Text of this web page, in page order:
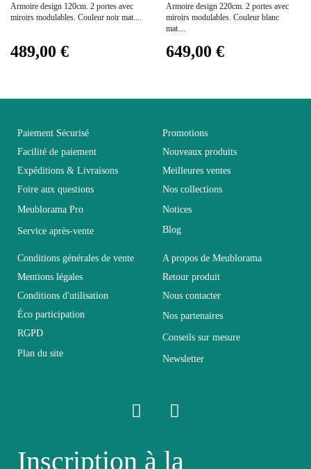
Empilable Non Empilable
Facile d'entretien
Garantie 2 ans
Hauteur 210
Longueur 204
Non pliable
Panneaux de
Armoire design 120cm. 2 portes avec
miroirs modulables. Couleur noir mat....
489,00 €
Armoire design 220cm. 2 portes avec
miroirs modulables. Couleur blanc
mat....
649,00 €
Paiement Sécurisé
Facilité de paiement
Expéditions & Livraisons
Foire aux questions
Meublorama Pro
Service après-vente
Promotions
Nouveaux produits
Meilleures ventes
Nos collections
Notices
Blog
Conditions générales de vente
Mentions légales
Conditions d'utilisation
Éco participation
RGPD
Plan du site
A propos de Meublorama
Retour produit
Nous contacter
Nos partenaires
Conseils sur mesure
Newsletter
Inscription à la